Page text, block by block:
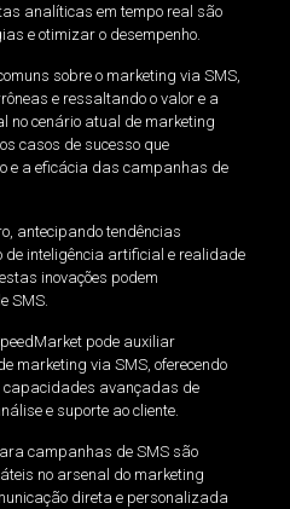
analíticas em tempo real são
e otimizar o desempenho.
sobre o marketing via SMS,
e ressaltando o valor e a
no cenário atual de marketing
casos de sucesso que
e a eficácia das campanhas de
antecipando tendências
de inteligência artificial e realidade
inovações podem
SMS.
pode auxiliar
marketing via SMS, oferecendo
avançadas de
e suporte ao cliente.
campanhas de SMS são
no arsenal do marketing
direta e personalizada